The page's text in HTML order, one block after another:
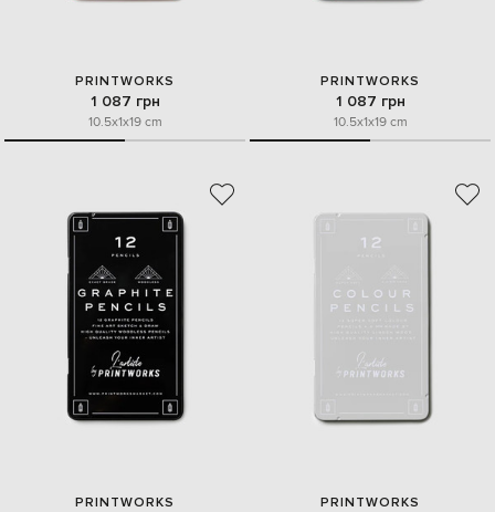
PRINTWORKS
1 087 грн
10.5x1x19 cm
PRINTWORKS
1 087 грн
10.5x1x19 cm
PRINTWORKS PRINTWORKS